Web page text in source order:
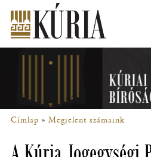
tartalomra
Főmenü
Címlap Megjelent számaink